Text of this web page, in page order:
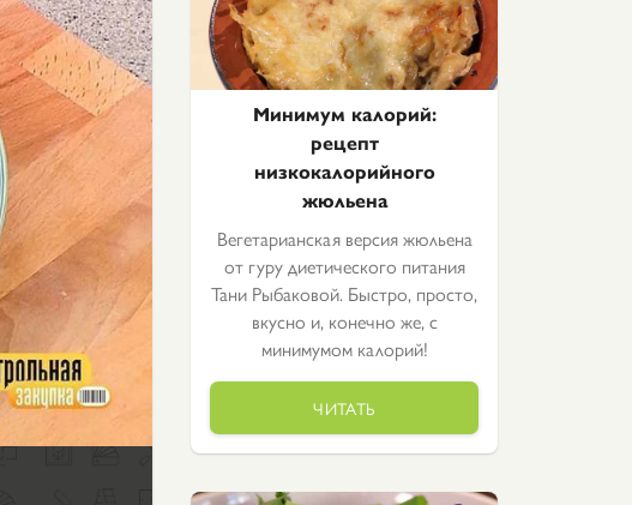
Минимум калорий:
рецепт
низкокалорийного
жюльена
Вегетарианская версия жюльена
от гуру диетического питания
Тани Рыбаковой. Быстро, просто,
вкусно и, конечно же, с
минимумом калорий!
ЧИТАТЬ